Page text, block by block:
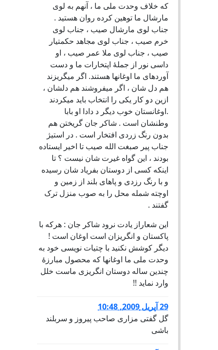
که خلاف وحدت ملی ما ، آنهم به لوی
مارشال ما توهین کرده روان هستید .
جناب لوی مارشال صیب ، جناب لوی
خرم صیب ، جناب لوی مجاهد حکمتیار
صیب ، جناب لوی ملا عمر صیب ، او
داسی نور از جملۀ اپتخارات ما و دست
آوردهای ما اوغانها هستند. اگر میگریزند
هم دل شان ، اگر میفروشند هم دلشان ،
ازین دو کار یکی را انتخاب باید میکردند
.اوغانستان خوب دیگر د دادا او بابا
وطنشان است . شاکر جان گریختن هم
بدون رنگ زردی افتخار است . در استیژ
جناب پیر صبغت الله صیب تا اخیر ایستاده
بودند ، این گواه غیرت شان نیست ؟ تا
اینکه کسی از دوستان بفریاد شان رسیده
و با رنگ رزدی و پاهای بلند از زمین و
اوچته شمله محل را به صوب منزل ترک
گفتند .
این شعاراز یادت نرود شاکر جان : هرکه با
پاکستان و انگریزان است اوغان است !
دیگر کوشش نکنید با چتیات نویسی خود به
وحدت ملی ما اوغانها که محصول مبارزۀ
چندین ساله دوستان انگریزی ماست خلل
وارد نماید !!
29 آپریل 2009, 10:48
گل گفتی مزاری صاحب پیروز و سربلند
باشی